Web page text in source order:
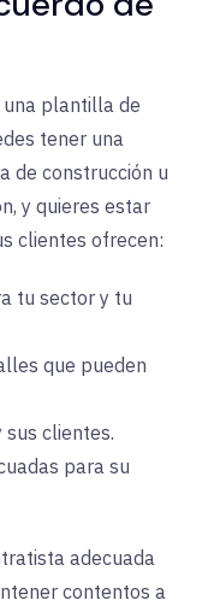
una plantilla de
tener una
de construcción u
y quieres estar
clientes ofrecen:
tu sector y tu
que pueden
sus clientes.
para su
adecuada
contentos a